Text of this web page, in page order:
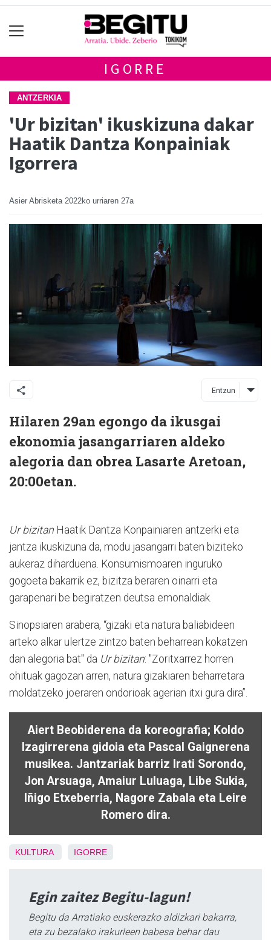
IGORRE
ANTZERKIA
'Ur bizitan' ikuskizuna dakar
Haatik Dantza Konpainiak
Igorrera
Asier Abrisketa 2022ko urriaren 27a
Entzun
Hilaren 29an egongo da ikusgai
ekonomia jasangarriaren aldeko
alegoria dan obrea Lasarte Aretoan,
20:00etan.
Ur bizitan Haatik Dantza Konpainiaren antzerki eta
jantza ikuskizuna da, modu jasangarri baten biziteko
aukeraz diharduena. Konsumismoaren inguruko
gogoeta bakarrik ez, bizitza beraren oinarri eta
garapenari be begiratzen deutsa emonaldiak.
Sinopsiaren arabera, “gizaki eta natura baliabideen
arteko alkar ulertze zintzo baten beharrean kokatzen
dan alegoria bat" da Ur bizitan: "Zoritxarrez horren
ohituak gagozan arren, natura gizakiaren beharretara
moldatzeko joeraren ondorioak agerian itxi gura dira”.
Aiert Beobiderena da koreografia; Koldo
Izagirrerena gidoia eta Pascal Gaignerena
musikea. Jantzariak barriz Irati Sorondo,
Jon Arsuaga, Amaiur Luluaga, Libe Sukia,
Iñigo Etxeberria, Nagore Zabala eta Leire
Romero dira.
KULTURA IGORRE
Egin zaitez Begitu-lagun!
Begitu da Arratiako euskerazko aldizkari bakarra,
eta zu bezalako irakurleen babesa behar dau